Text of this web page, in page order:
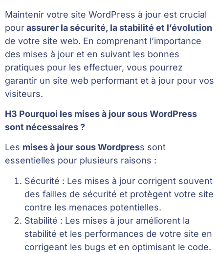
Maintenir votre site WordPress à jour est crucial
pourassurer la sécurité, la stabilité et l’évolution
de votre site web. En comprenant l’importance
des mises à jour et en suivant les bonnes
pratiques pour les effectuer, vous pourrez
garantir un site web performant et à jour pour vos
visiteurs.
H3 Pourquoi les mises à jour sous WordPress
sont nécessaires ?
Les mises à jour sous Wordpress sont
essentielles pour plusieurs raisons :
Sécurité : Les mises à jour corrigent souvent
des failles de sécurité et protègent votre site
contre les menaces potentielles.
Stabilité : Les mises à jour améliorent la
stabilité et les performances de votre site en
corrigeant les bugs et en optimisant le code.